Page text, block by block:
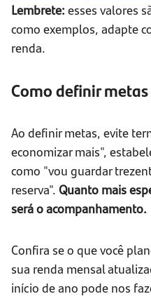
Lembrete: esses valores
como exemplos, adapte
renda.
Como definir
Ao definir metas, evite
economizar mais",
como "vou guardar
reserva". Quanto mais
será o acompanhamento.
Confira se o que você
sua renda mensal
início de ano pode nos